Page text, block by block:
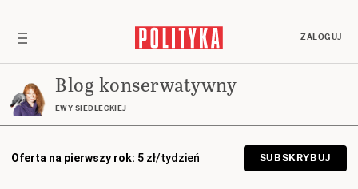
ZALOGUJ
Blog konserwatywny
EWY SIEDLECKIEJ
Oferta na pierwszy rok: 5 zł/tydzień SUBSKRYBUJ